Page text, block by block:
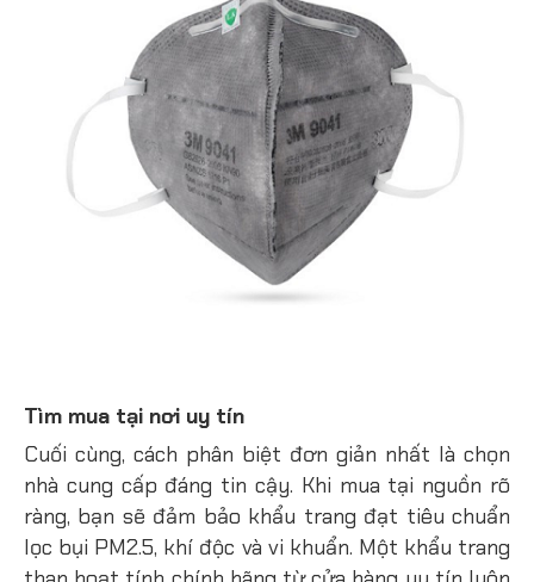
Tìm mua tại nơi uy tín
Cuối cùng, cách phân biệt đơn giản nhất là chọn
nhà cung cấp đáng tin cậy. Khi mua tại nguồn rõ
ràng, bạn sẽ đảm bảo khẩu trang đạt tiêu chuẩn
lọc bụi PM2.5, khí độc và vi khuẩn. Một khẩu trang